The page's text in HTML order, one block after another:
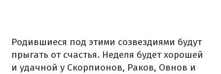
Родившиеся под этими созвездиями будут
прыгать от счастья. Неделя будет хорошей
и удачной у Скорпионов, Раков, Овнов и